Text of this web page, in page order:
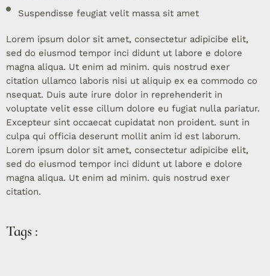
Suspendisse feugiat velit massa sit amet
Lorem ipsum dolor sit amet, consectetur adipicibe elit,
sed do eiusmod tempor inci didunt ut labore e dolore
magna aliqua. Ut enim ad minim. quis nostrud exer
citation ullamco laboris nisi ut aliquip ex ea commodo co
nsequat. Duis aute irure dolor in reprehenderit in
voluptate velit esse cillum dolore eu fugiat nulla pariatur.
Excepteur sint occaecat cupidatat non proident. sunt in
culpa qui officia deserunt mollit anim id est laborum.
Lorem ipsum dolor sit amet, consectetur adipicibe elit,
sed do eiusmod tempor inci didunt ut labore e dolore
magna aliqua. Ut enim ad minim. quis nostrud exer
citation.
Tags :